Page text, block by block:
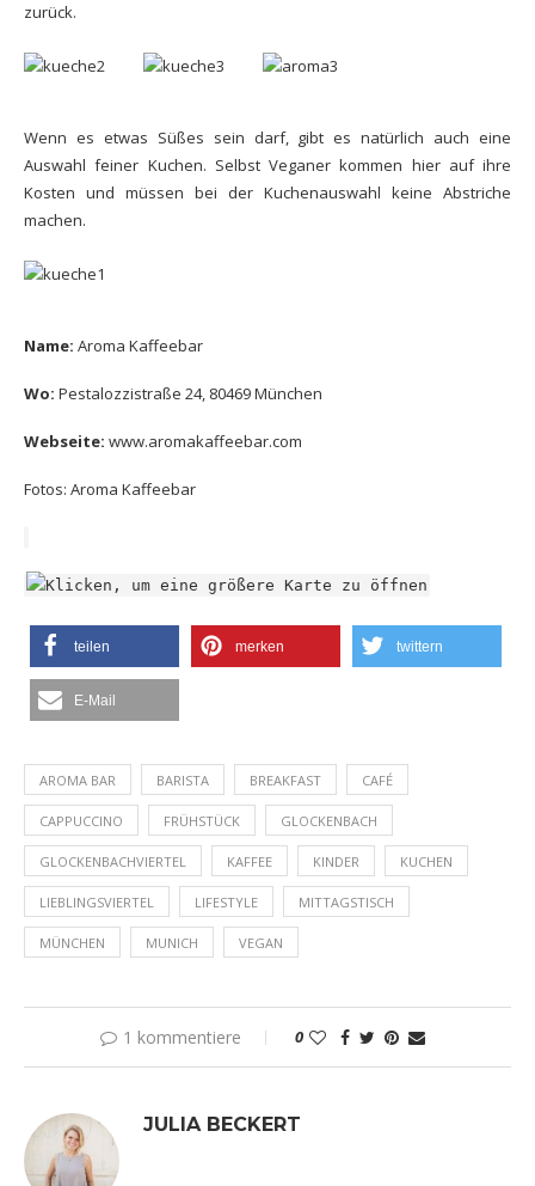
zurück.
Wenn es etwas Süßes sein darf, gibt es natürlich auch eine
Auswahl feiner Kuchen. Selbst Veganer kommen hier auf ihre
Kosten und müssen bei der Kuchenauswahl keine Abstriche
machen.
Name: Aroma Kaffeebar
Wo: Pestalozzistraße 24, 80469 München
Webseite: www.aromakaffeebar.com
Fotos: Aroma Kaffeebar
teilen merken twittern
E-Mail
AROMA BAR BARISTA BREAKFAST CAFÉ
CAPPUCCINO FRÜHSTÜCK GLOCKENBACH
GLOCKENBACHVIERTEL KAFFEE KINDER KUCHEN
LIEBLINGSVIERTEL LIFESTYLE MITTAGSTISCH
MÜNCHEN MUNICH VEGAN
1 kommentiere 0
JULIA BECKERT